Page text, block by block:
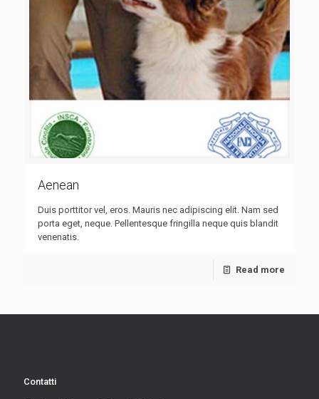
Aenean
Duis porttitor vel, eros. Mauris nec adipiscing elit. Nam sed
porta eget, neque. Pellentesque fringilla neque quis blandit
venenatis.
Read more
Contatti